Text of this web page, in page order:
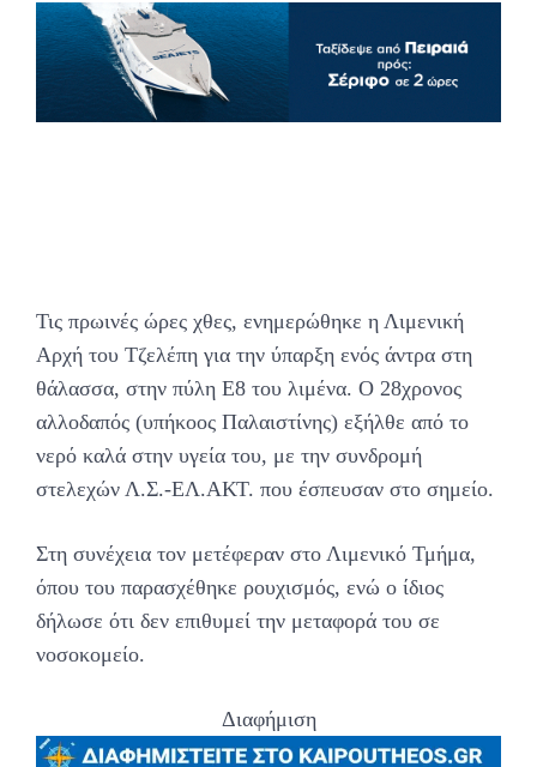
Τις πρωινές ώρες χθες, ενημερώθηκε η Λιμενική
Αρχή του Τζελέπη για την ύπαρξη ενός άντρα στη
θάλασσα, στην πύλη Ε8 του λιμένα. Ο 28χρονος
αλλοδαπός (υπήκοος Παλαιστίνης) εξήλθε από το
νερό καλά στην υγεία του, με την συνδρομή
στελεχών Λ.Σ.-ΕΛ.ΑΚΤ. που έσπευσαν στο σημείο.
Στη συνέχεια τον μετέφεραν στο Λιμενικό Τμήμα,
όπου του παρασχέθηκε ρουχισμός, ενώ ο ίδιος
δήλωσε ότι δεν επιθυμεί την μεταφορά του σε
νοσοκομείο.
Διαφήμιση